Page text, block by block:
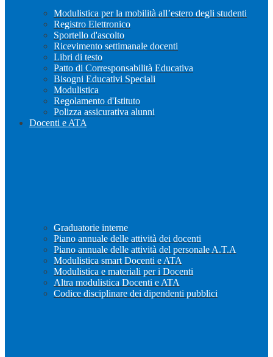
Modulistica per la mobilità all’estero degli studenti
Registro Elettronico
Sportello d'ascolto
Ricevimento settimanale docenti
Libri di testo
Patto di Corresponsabilità Educativa
Bisogni Educativi Speciali
Modulistica
Regolamento d'Istituto
Polizza assicurativa alunni
Docenti e ATA
Graduatorie interne
Piano annuale delle attività dei docenti
Piano annuale delle attività del personale A.T.A
Modulistica smart Docenti e ATA
Modulistica e materiali per i Docenti
Altra modulistica Docenti e ATA
Codice disciplinare dei dipendenti pubblici